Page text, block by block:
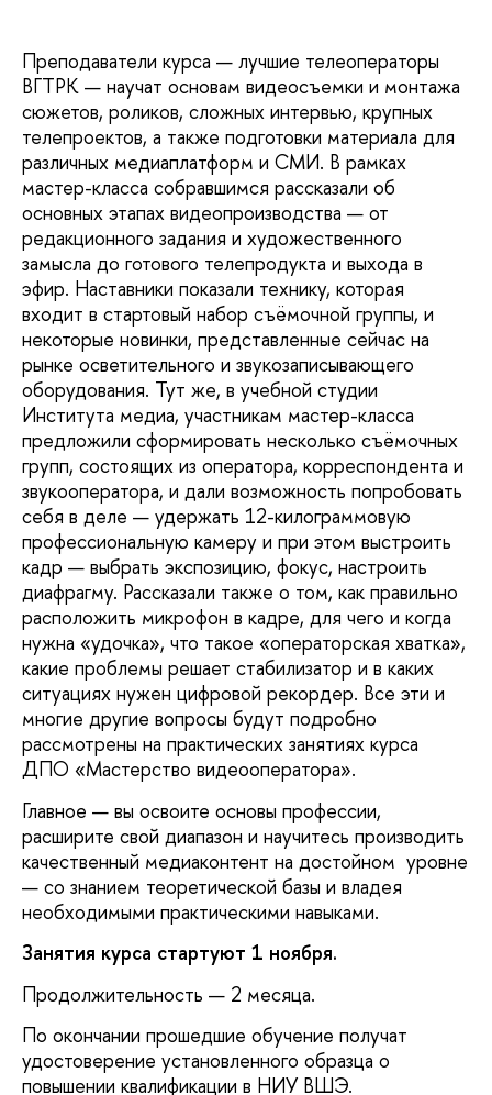
Преподаватели курса — лучшие телеоператоры
ВГТРК — научат основам видеосъемки и монтажа
сюжетов, роликов, сложных интервью, крупных
телепроектов, а также подготовки материала для
различных медиаплатформ и СМИ. В рамках
мастер-класса собравшимся рассказали об
основных этапах видеопроизводства — от
редакционного задания и художественного
замысла до готового телепродукта и выхода в
эфир. Наставники показали технику, которая
входит в стартовый набор съёмочной группы, и
некоторые новинки, представленные сейчас на
рынке осветительного и звукозаписывающего
оборудования. Тут же, в учебной студии
Института медиа, участникам мастер-класса
предложили сформировать несколько съёмочных
групп, состоящих из оператора, корреспондента и
звукооператора, и дали возможность попробовать
себя в деле — удержать 12-килограммовую
профессиональную камеру и при этом выстроить
кадр — выбрать экспозицию, фокус, настроить
диафрагму. Рассказали также о том, как правильно
расположить микрофон в кадре, для чего и когда
нужна «удочка», что такое «операторская хватка»,
какие проблемы решает стабилизатор и в каких
ситуациях нужен цифровой рекордер. Все эти и
многие другие вопросы будут подробно
рассмотрены на практических занятиях курса
ДПО «Мастерство видеооператора».
Главное — вы освоите основы профессии,
расширите свой диапазон и научитесь производить
качественный медиаконтент на достойном уровне
— со знанием теоретической базы и владея
необходимыми практическими навыками.
Занятия курса стартуют 1 ноября.
Продолжительность — 2 месяца.
По окончании прошедшие обучение получат
удостоверение установленного образца о
повышении квалификации в НИУ ВШЭ.